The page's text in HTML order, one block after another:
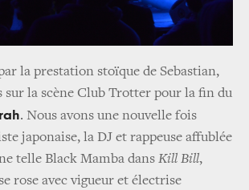
la prestation stoïque de Sebastian,
sur la scène Club Trotter pour la fin du
. Nous avons une nouvelle fois
japonaise, la DJ et rappeuse affublée
telle Black Mamba dans Kill Bill,
rose avec vigueur et électrise